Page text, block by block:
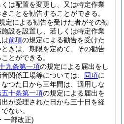
は配置を変更し、又は特定作業
ことを勧告することができる。
定による勧告を受けた者がその勧
設を設置し、若しくは特定作業
前項の規定による勧告を受けた
きは、期限を定めて、その勧告
とができる。
九条第一項の規定による届出をし
関係工場等については、 同項に
つた日から三年間は、適用しな
五十条第一項の規定による届出を
が受理された日から三十日を経
ない。
一部改正)